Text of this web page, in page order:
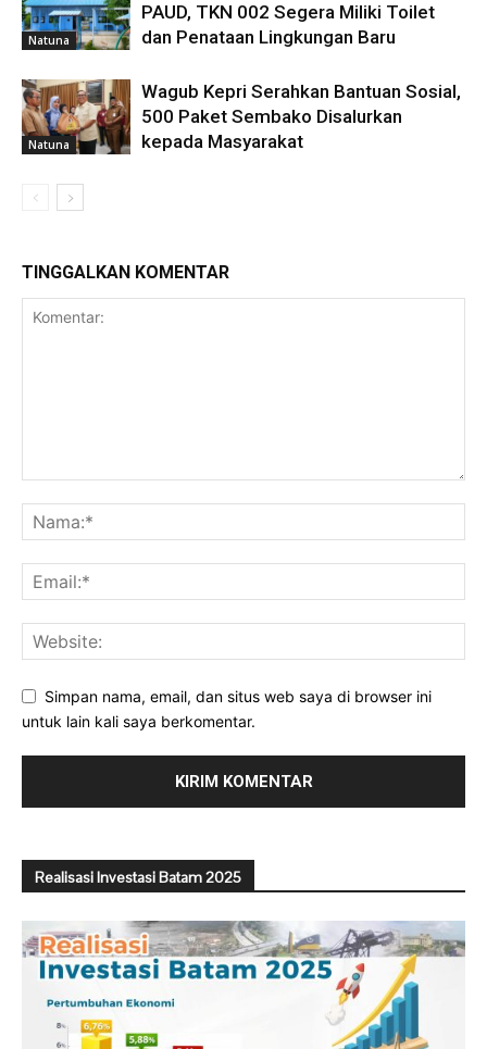
Natuna
PAUD, TKN 002 Segera Miliki Toilet
dan Penataan Lingkungan Baru
Natuna
Wagub Kepri Serahkan Bantuan Sosial,
500 Paket Sembako Disalurkan
kepada Masyarakat
TINGGALKAN KOMENTAR
Simpan nama, email, dan situs web saya di browser ini
untuk lain kali saya berkomentar.
Realisasi Investasi Batam 2025